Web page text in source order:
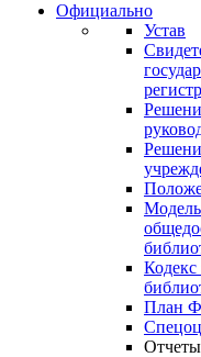
Официально
Устав
Кодекс
План
Отчеты